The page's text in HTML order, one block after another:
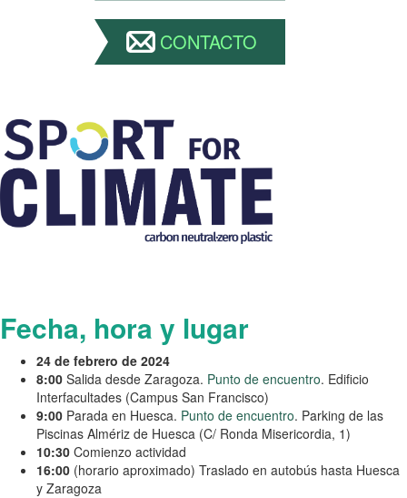
CONTACTO
Fecha, hora y lugar
24 de febrero de 2024
8:00 Salida desde Zaragoza. Punto de encuentro. Edificio
Interfacultades (Campus San Francisco)
9:00 Parada en Huesca. Punto de encuentro. Parking de las
Piscinas Almériz de Huesca (C/ Ronda Misericordia, 1)
10:30 Comienzo actividad
16:00 (horario aproximado) Traslado en autobús hasta Huesca
y Zaragoza